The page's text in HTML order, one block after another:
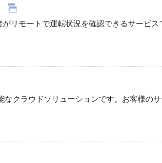
リモートで運転状況を確認できるサービ
クラウドソリューションです。お客様の